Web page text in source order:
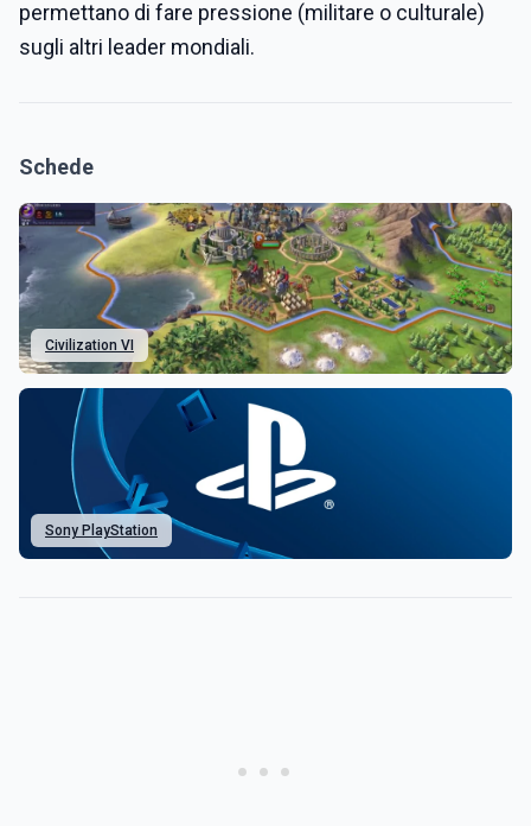
permettano di fare pressione (militare o culturale)
sugli altri leader mondiali.
Schede
Civilization VI
Sony PlayStation